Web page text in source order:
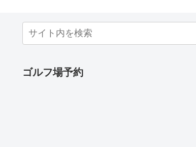
ゴルフ場予約